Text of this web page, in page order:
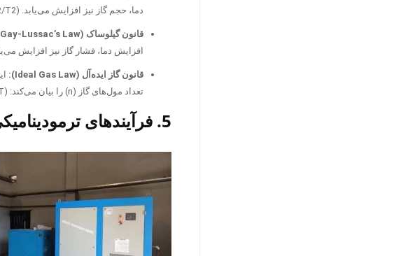
دما، حجم گاز نیز افزایش می‌یابد. (
/T2
قانون گیلوساک (Gay-Lussac’s Law):
افزایش دما، فشار گاز نیز افزایش
قانون گاز ایده‌آل (Ideal Gas Law):
تعداد مول‌های گاز (n) را بیان می‌کند: (
5. فرآیندهای ترمودینامیکی فشرده‌سازی: